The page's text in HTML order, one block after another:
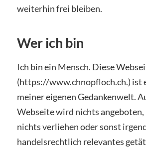
weiterhin frei bleiben.
Wer ich bin
Ich bin ein Mensch. Diese
(https://www.chnopfloch.ch.) ist
meiner eigenen Gedankenwelt.
Webseite wird nichts
nichts verliehen oder sonst
handelsrechtlich relevantes